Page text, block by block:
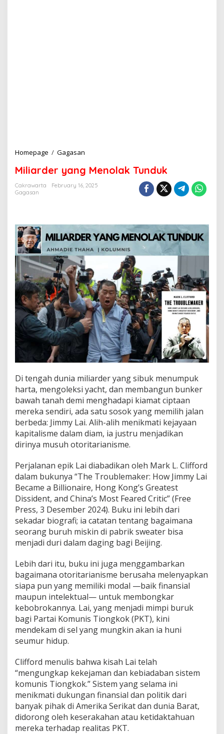
Homepage / Gagasan
l
a
r
y
a
n
g
M
e
n
o
l
a
k
T
u
n
d
k
Miliarder yang Menolak Tunduk
Cakrawarta
February 16, 2025
Gagasan
Di tengah dunia miliarder yang sibuk menumpuk
harta, mengoleksi yacht, dan membangun bunker
bawah tanah demi menghadapi kiamat ciptaan
mereka sendiri, ada satu sosok yang memilih jalan
berbeda: Jimmy Lai. Alih-alih menikmati kejayaan
kapitalisme dalam diam, ia justru menjadikan
dirinya musuh otoritarianisme.
Perjalanan epik Lai diabadikan oleh Mark L. Clifford
dalam bukunya “The Troublemaker: How Jimmy Lai
Became a Billionaire, Hong Kong’s Greatest
Dissident, and China’s Most Feared Critic” (Free
Press, 3 Desember 2024). Buku ini lebih dari
sekadar biografi; ia catatan tentang bagaimana
seorang buruh miskin di pabrik sweater bisa
menjadi duri dalam daging bagi Beijing.
Lebih dari itu, buku ini juga menggambarkan
bagaimana otoritarianisme berusaha melenyapkan
siapa pun yang memiliki modal —baik finansial
maupun intelektual— untuk membongkar
kebobrokannya. Lai, yang menjadi mimpi buruk
bagi Partai Komunis Tiongkok (PKT), kini
mendekam di sel yang mungkin akan ia huni
seumur hidup.
Clifford menulis bahwa kisah Lai telah
“mengungkap kekejaman dan kebiadaban sistem
komunis Tiongkok.” Sistem yang selama ini
menikmati dukungan finansial dan politik dari
banyak pihak di Amerika Serikat dan dunia Barat,
didorong oleh keserakahan atau ketidaktahuan
mereka terhadap realitas PKT.